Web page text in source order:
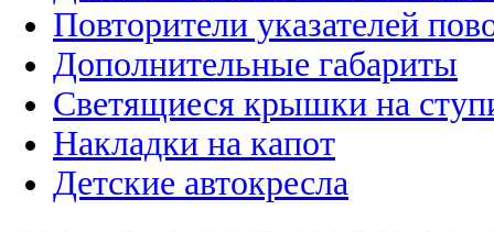
Повторители указателей
Дополнительные габариты
Светящиеся крышки на
Накладки на капот
Детские автокресла